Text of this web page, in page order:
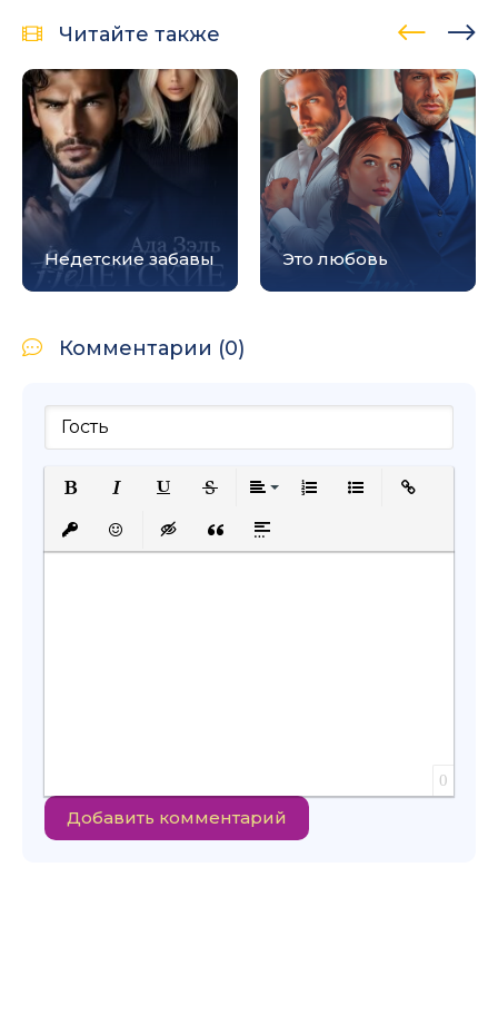
Читайте также
Недетские забавы Это любовь
Комментарии (0)
Подчеркнутый
Вставить защищенную ссылку
Вставить смайлик
Вставка скрытого текста
Вставка цитаты
Вставка спойлера
0
Добавить комментарий